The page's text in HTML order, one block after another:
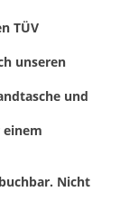
TÜV
unseren
und
Nicht